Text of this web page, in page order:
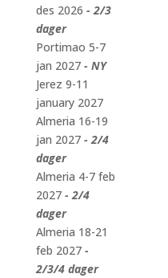
des 2026 - 2/3
dager
Portimao 5-7
jan 2027 - NY
Jerez 9-11
january 2027
Almeria 16-19
jan 2027 - 2/4
dager
Almeria 4-7 feb
2027 - 2/4
dager
Almeria 18-21
feb 2027 -
2/3/4 dager